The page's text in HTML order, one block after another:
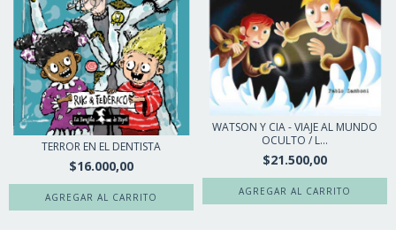
TERROR EN EL DENTISTA
$16.000,00
WATSON Y CIA - VIAJE AL MUNDO
OCULTO / L...
$21.500,00